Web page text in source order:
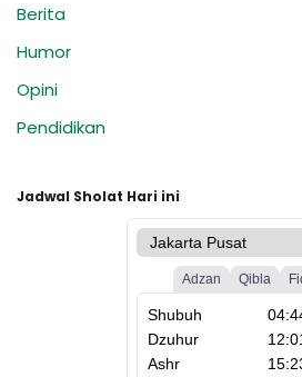
Berita
Humor
Opini
Pendidikan
Jadwal Sholat Hari ini